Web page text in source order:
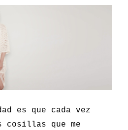
es que cada vez
cosillas que me